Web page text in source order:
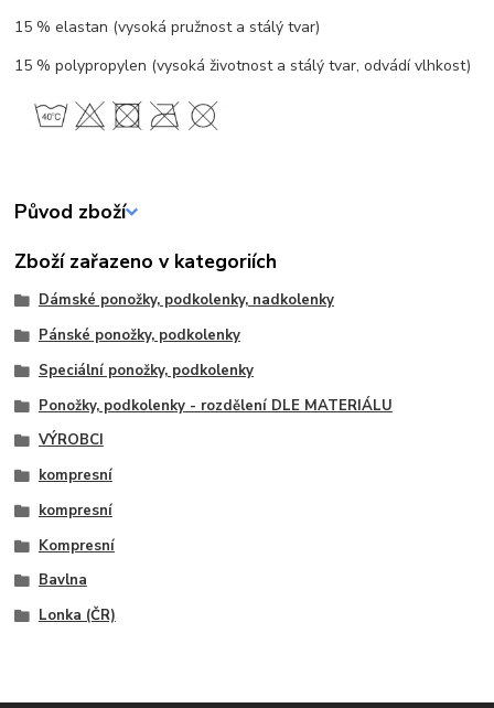
15 % elastan (vysoká pružnost a stálý tvar)
15 % polypropylen (vysoká životnost a stálý tvar, odvádí vlhkost)
Původ zboží
Zboží zařazeno v kategoriích
Dámské ponožky, podkolenky, nadkolenky
Pánské ponožky, podkolenky
Speciální ponožky, podkolenky
Ponožky, podkolenky - rozdělení DLE MATERIÁLU
VÝROBCI
kompresní
kompresní
Kompresní
Bavlna
Lonka (ČR)